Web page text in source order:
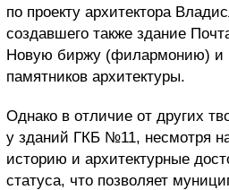
по проекту архитектора
создавшего также здание
Новую биржу (филармонию) и
памятников архитектуры.
Однако в отличие от других
у зданий ГКБ №11, несмотря
историю и архитектурные
статуса, что позволяет